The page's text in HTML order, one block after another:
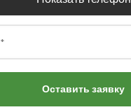
Оставить заявку